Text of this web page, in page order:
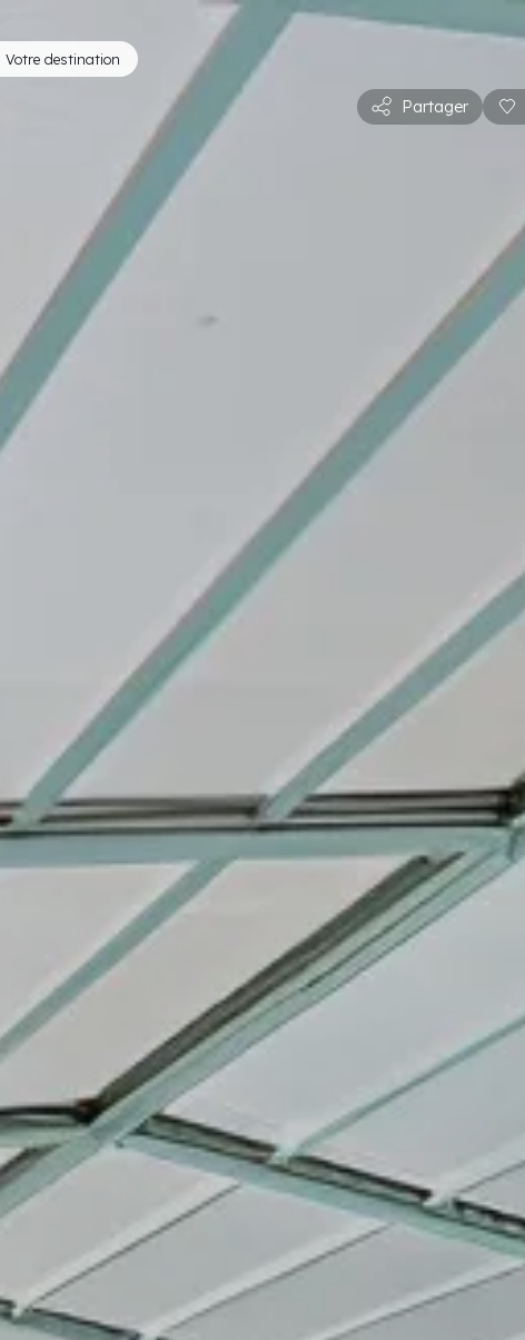
Partager
Votre destination